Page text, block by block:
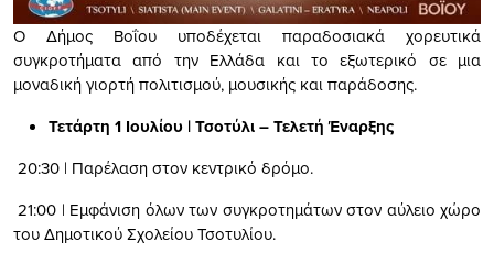
Ο Δήμος Βοΐου υποδέχεται παραδοσιακά χορευτικά
συγκροτήματα από την Ελλάδα και το εξωτερικό σε μια
μοναδική γιορτή πολιτισμού, μουσικής και παράδοσης.
Τετάρτη 1 Ιουλίου | Τσοτύλι – Τελετή Έναρξης
20:30 | Παρέλαση στον κεντρικό δρόμο.
21:00 | Εμφάνιση όλων των συγκροτημάτων στον αύλειο χώρο
του Δημοτικού Σχολείου Τσοτυλίου.